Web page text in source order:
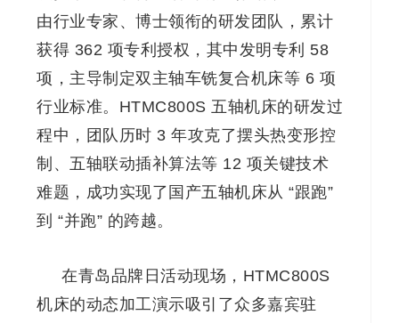
由行业专家、博士领衔的研发团队，累计
获得 362 项专利授权，其中发明专利 58
项，主导制定双主轴车铣复合机床等 6 项
行业标准。HTMC800S 五轴机床的研发过
程中，团队历时 3 年攻克了摆头热变形控
制、五轴联动插补算法等 12 项关键技术
难题，成功实现了国产五轴机床从 “跟跑”
到 “并跑” 的跨越。
在青岛品牌日活动现场，HTMC800S
机床的动态加工演示吸引了众多嘉宾驻